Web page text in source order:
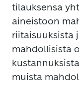
tilauksensa
aineistoon
riitaisuuksista
mahdollisista
muista